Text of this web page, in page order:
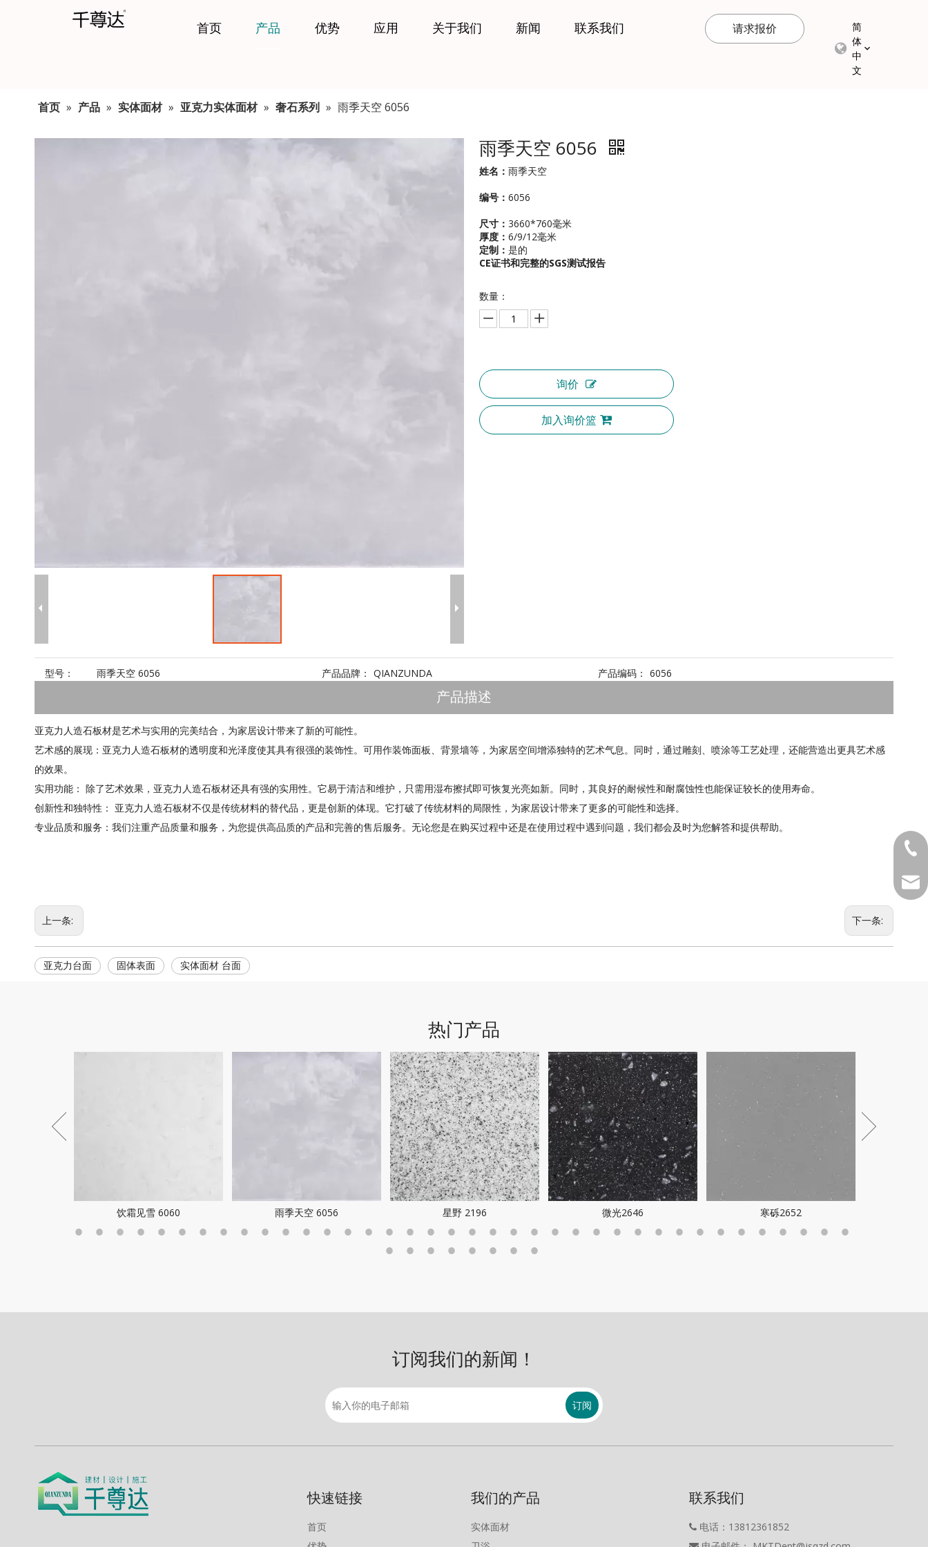
首页 产品 优势 应用 关于我们 新闻 联系我们 请求报价
简
体
中
文
首页 » 产品 » 实体面材 » 亚克力实体面材 » 奢石系列 » 雨季天空 6056
雨季天空 6056
姓名：雨季天空
编号：6056
尺寸：3660*760毫米
厚度：6/9/12毫米
定制：是的
CE证书和完整的SGS测试报告
数量：
询价
加入询价篮
型号： 雨季天空 6056 产品品牌： QIANZUNDA 产品编码： 6056
产品描述
亚克力人造石板材是艺术与实用的完美结合，为家居设计带来了新的可能性。
艺术感的展现：亚克力人造石板材的透明度和光泽度使其具有很强的装饰性。可用作装饰面板、背景墙等，为家居空间增添独特的艺术气息。同时，通过雕刻、喷涂等工艺处理，还能营造出更具艺术感
的效果。
实用功能： 除了艺术效果，亚克力人造石板材还具有强的实用性。它易于清洁和维护，只需用湿布擦拭即可恢复光亮如新。同时，其良好的耐候性和耐腐蚀性也能保证较长的使用寿命。
创新性和独特性： 亚克力人造石板材不仅是传统材料的替代品，更是创新的体现。它打破了传统材料的局限性，为家居设计带来了更多的可能性和选择。
专业品质和服务：我们注重产品质量和服务，为您提供高品质的产品和完善的售后服务。无论您是在购买过程中还是在使用过程中遇到问题，我们都会及时为您解答和提供帮助。
上一条: 下一条:
亚克力台面 固体表面 实体面材 台面
热门产品
饮霜见雪 6060 雨季天空 6056 星野 2196 微光2646 寒砾2652
订阅我们的新闻！
订阅
快速链接
首页
我们的产品
实体面材
联系我们
电话：13812361852